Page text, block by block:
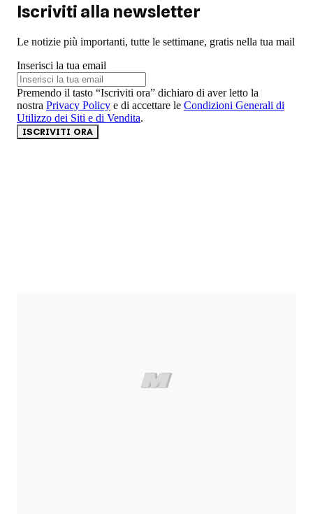
Iscriviti alla newsletter
Le notizie più importanti, tutte le settimane, gratis nella tua mail
Inserisci la tua email
Premendo il tasto “Iscriviti ora” dichiaro di aver letto la
nostra Privacy Policy e di accettare le Condizioni Generali di
Utilizzo dei Siti e di Vendita.
ISCRIVITI ORA